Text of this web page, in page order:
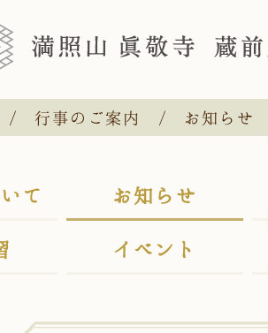
行事のご案内 お知らせ
て お知らせ
イベント